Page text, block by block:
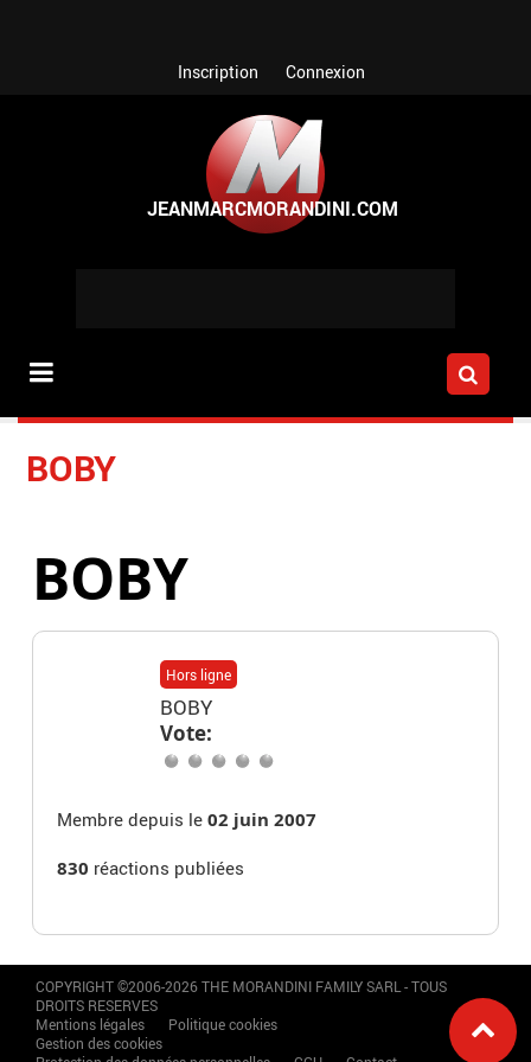
Inscription Connexion
BOBY
BOBY
Hors ligne
BOBY
Vote:
Membre depuis le02 juin 2007
830 réactions publiées
COPYRIGHT ©2006-2026 THE MORANDINI FAMILY SARL - TOUS
DROITS RESERVES
Mentions légales
Politique cookies
Gestion des cookies